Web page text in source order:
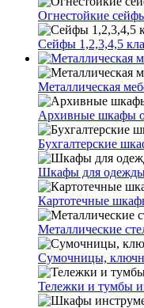
Огнестойкие
Сейфы 1,2,3,4,5
Металлическая
Архивные шкафы
Бухгалтерские
Шкафы для
Картотечные
Металлические
Сумочницы,
Тележки и тумбы